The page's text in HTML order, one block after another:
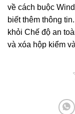
về cách buộc
biết thêm thông
khỏi Chế độ an
và xóa hộp kiểm